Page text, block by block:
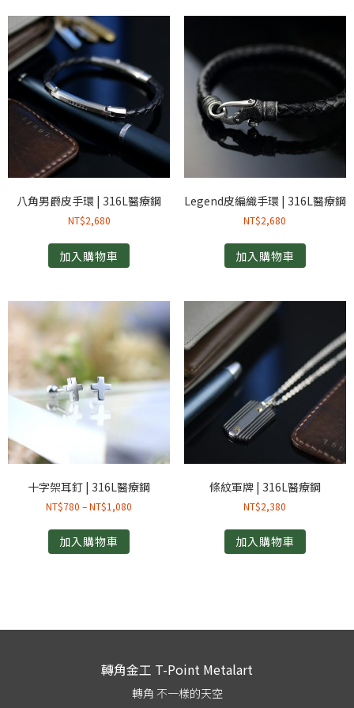
八角男爵皮手環 | 316L醫療鋼
NT$2,680
加入購物車
Legend皮編織手環 | 316L醫療鋼
NT$2,680
加入購物車
十字架耳釘 | 316L醫療鋼
NT$780 –NT$1,080
加入購物車
條紋軍牌 | 316L醫療鋼
NT$2,380
加入購物車
轉角金工 T-Point Metalart
轉角 不一樣的天空